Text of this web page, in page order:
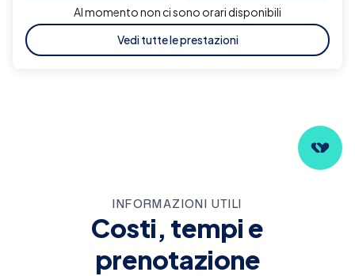
Al momento non ci sono orari disponibili
Vedi tutte le prestazioni
INFORMAZIONI UTILI
Costi, tempi e
prenotazione